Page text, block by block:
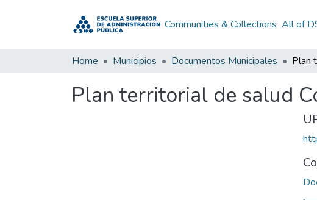
Communities & Collections All of
Home Municipios Documentos Municipales
Plan territorial de salud